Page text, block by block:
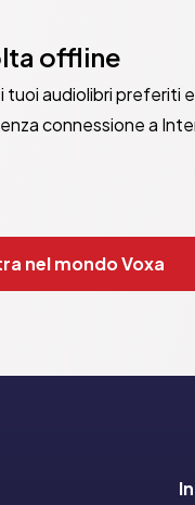
offline
tuoi audiolibri preferiti
connessione a
nel mondo Voxa